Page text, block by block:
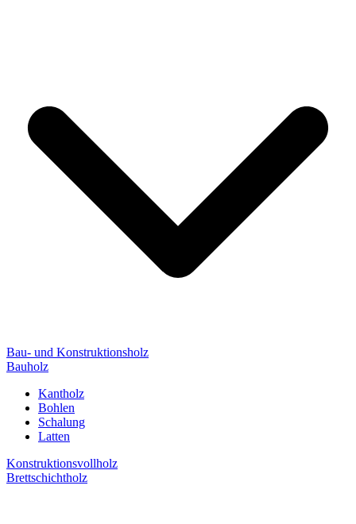
Bau- und Konstruktionsholz
Bauholz
Kantholz
Bohlen
Schalung
Latten
Konstruktionsvollholz
Brettschichtholz